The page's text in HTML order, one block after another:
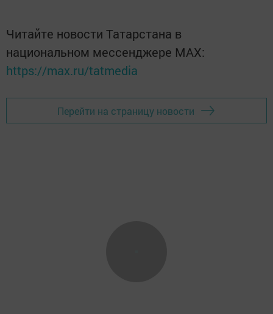
Читайте новости Татарстана в
национальном мессенджере MАХ:
https://max.ru/tatmedia
Перейти на страницу новости